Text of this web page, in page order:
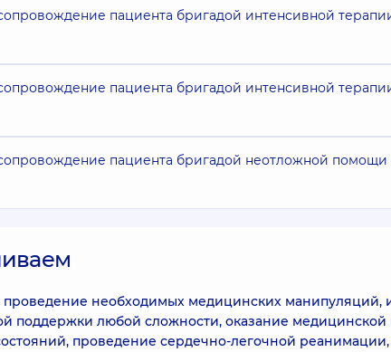
пациента бригадой интенсивной
пациента бригадой интенсивной
пациента бригадой неотложной помощи
необходимых медицинских манипуляций,
поддержки любой сложности, оказание
проведение сердечно-легочной